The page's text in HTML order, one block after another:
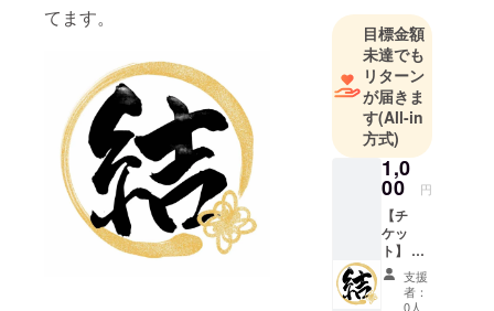
てます。
目標金額
未達でも
リターン
が届きま
す(All-in
方式)
1,0
00 円
【チ
ケッ
ト】 飲
食チ
ケット
300円分
支援
者：
0人